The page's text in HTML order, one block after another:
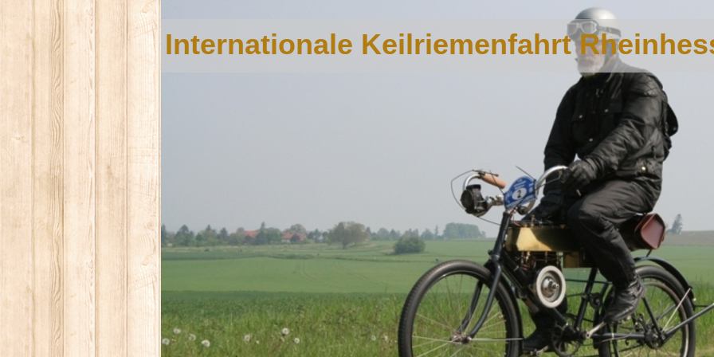
Internationale Keilriemenfahrt